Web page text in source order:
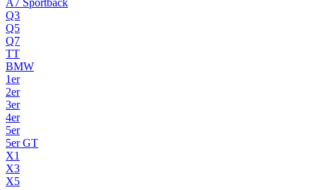
A7 Sportback
Q3
Q5
Q7
TT
BMW
1er
2er
3er
4er
5er
5er GT
X1
X3
X5